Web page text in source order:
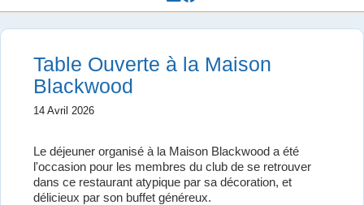
Table Ouverte à la Maison
Blackwood
14 Avril 2026
Le déjeuner organisé à la Maison Blackwood a été
l'occasion pour les membres du club de se retrouver
dans ce restaurant atypique par sa décoration, et
délicieux par son buffet généreux.